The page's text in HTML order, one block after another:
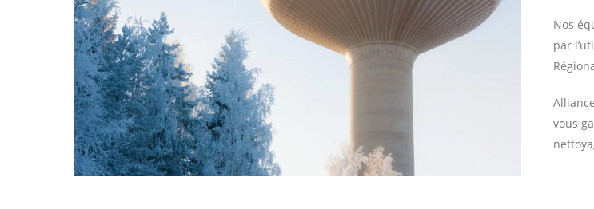
Nos
par
vous